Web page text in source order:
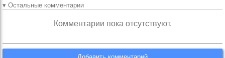
▾ Остальные комментарии
Комментарии пока отсутствуют.